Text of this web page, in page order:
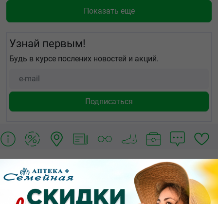
Показать еще
Узнай первым!
Будь в курсе послених новостей и акций.
О КОМПАНИИ
Акции
ИНФОРМАЦИЯ
Аптечная справка
Адреса аптек